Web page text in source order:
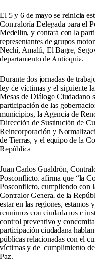
El 5 y 6 de mayo se reinicia
Contraloría Delegada para el
Medellín, y contará con la
representantes de grupos
Nechí, Amalfi, El Bagre,
departamento de Antioquia.
Durante dos jornadas de
ley de víctimas y el siguiente
Mesas de Diálogo Ciudadano
participación de las
municipios, la Agencia de
Dirección de Sustitución de
Reincorporación y
de Tierras, y el equipo de la
República.
Juan Carlos Gualdrón,
Posconflicto, afirma que “la
Posconflicto, cumpliendo con
Contralor General de la
estar en las regiones, estamos
reunirnos con ciudadanos e
control preventivo y
participación ciudadana
públicas relacionadas con el
víctimas y del cumplimiento
Paz.